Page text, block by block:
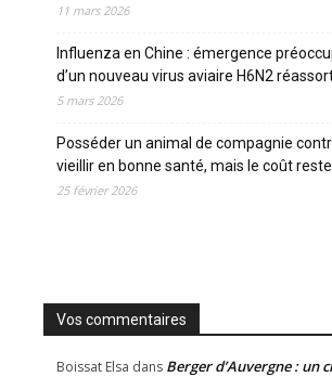
11 mars 2026
Influenza en Chine : émergence
d’un nouveau virus aviaire H6N2
5 mars 2026
Posséder un animal de compagnie
vieillir en bonne santé, mais le coût
25 février 2026
Vos commentaires
Boissat Elsa dans Berger d’Auvergne : un